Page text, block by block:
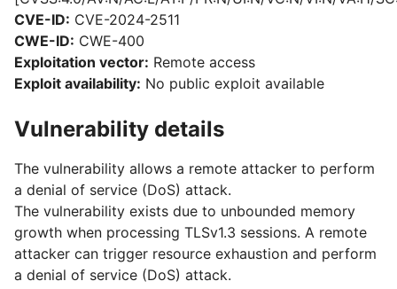
CVE-ID: CVE-2024-2511
CWE-ID: CWE-400
Exploitation vector: Remote access
Exploit availability: No public exploit available
Vulnerability details
The vulnerability allows a remote attacker to perform
a denial of service (DoS) attack.
The vulnerability exists due to unbounded memory
growth when processing TLSv1.3 sessions. A remote
attacker can trigger resource exhaustion and perform
a denial of service (DoS) attack.